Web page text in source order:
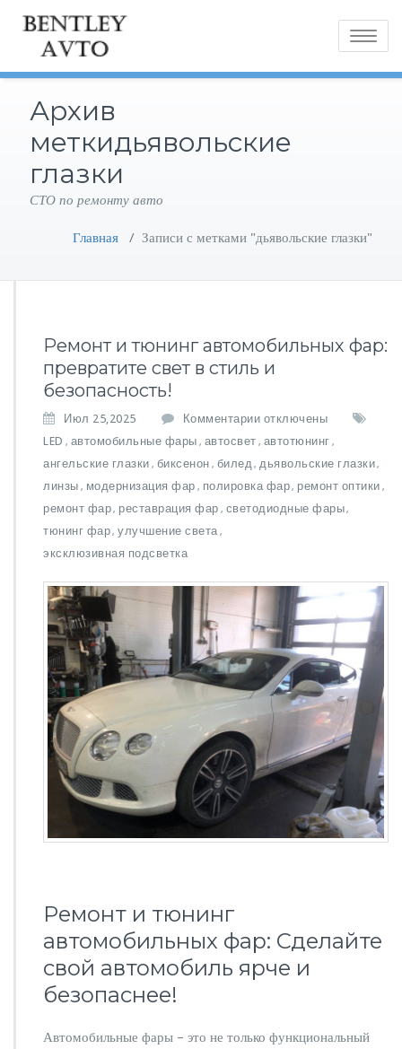
Toggle
Архив
меткидьявольские
глазки
СТО по ремонту авто
Главная / Записи с метками "дьявольские глазки"
Ремонт и тюнинг автомобильных фар:
превратите свет в стиль и
безопасность!
Июл 25,2025 Комментарии к
з
п
и
с
м
т
и
т
ю
н
н
г
а
ь
ы
отключены
LED , автомобильные фары , автосвет , автотюнинг ,
ангельские глазки , биксенон , билед, дьявольские глазки,
линзы , модернизация фар , полировка фар, ремонт оптики ,
ремонт фар, реставрация фар , светодиодные фары,
тюнинг фар, улучшение света ,
эксклюзивная подсветка
Ремонт и тюнинг
автомобильных фар: Сделайте
свой автомобиль ярче и
безопаснее!
Автомобильные фары – это не только функциональный